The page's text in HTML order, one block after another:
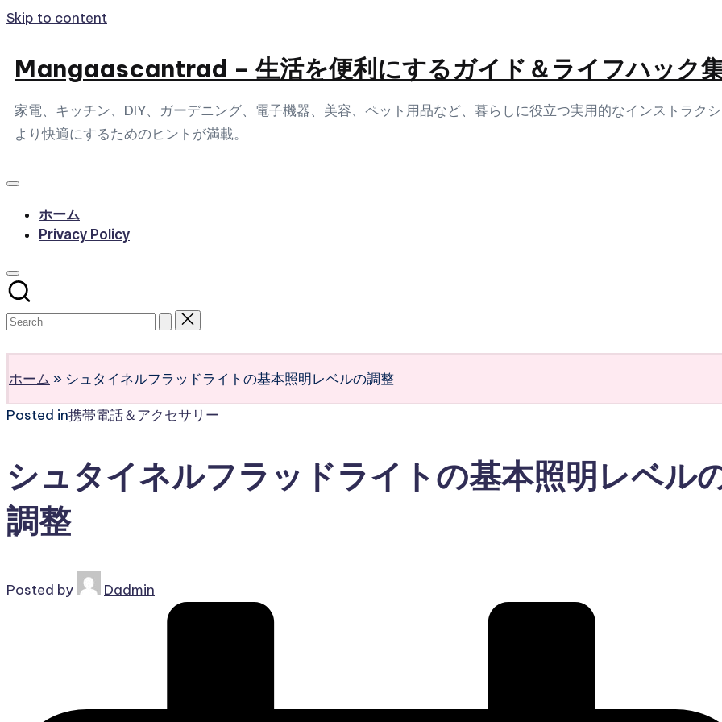
Skip to content
Mangaascantrad – 生活を便利にするガイド＆ライフハック
家電、キッチン、DIY、ガーデニング、電子機器、美容、ペット用品など、暮らしに役立つ実用的なインストラク
より快適にするためのヒントが満載。
ホーム
Privacy Policy
ホーム » シュタイネルフラッドライトの基本照明レベルの調整
Posted in携帯電話＆アクセサリー
シュタイネルフラッドライトの基本照明レベル
調整
Posted by Dadmin